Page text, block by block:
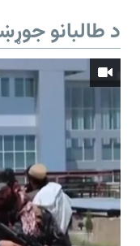
د طالبانو